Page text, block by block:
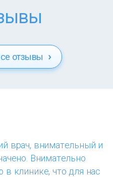
отзывы
врач, внимательный и
Внимательно
клинике, что для нас